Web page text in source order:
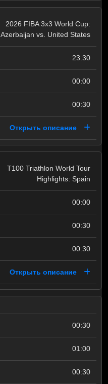
2026 FIBA 3x3 World Cup:
Azerbaijan vs. United States
23:30
00:00
00:30
Открыть описание
T100 Triathlon World Tour
Highlights: Spain
00:00
00:30
00:30
Открыть описание
00:30
01:00
00:30